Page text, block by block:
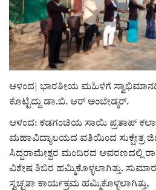
ಕ್ರೈಂ ಸ್ಟೋರಿ
ರಾಜಕೀಯ
ಸುದ್ದಿ
e-paper (ಇ–ಪೇಪರ್‌)
ಪುಸ್ತಕ ಪರಿಚಯ
ಅಂಕಣ
ಆಳಂದ| ಭಾರತೀಯ ಮಹಿಳೆಗೆ
ಕೊಟ್ಟಿದ್ದು ಡಾ.ಬಿ. ಆರ್ ಅಂಬೇಡ್ಕರ್.
ಆಳಂದ: ಕಡಗಂಚಿಯ ಸಾಯಿ ಪ್ರತಾಪ್ ಕಲಾ
ಮಹಾವಿದ್ಯಾಲಯದ ವತಿಯಿಂದ ಸುಕ್ಷೇತ್ರ
ಸಿದ್ದರಾಮೇಶ್ವರ ಮಂದಿರದ ಆವರಣದಲ್ಲಿ
ವಿಶೇಷ ಶಿಬಿರ ಹಮ್ಮಿಕೊಳ್ಳಲಾಗಿತ್ತು.
ಸ್ವಚ್ಛತಾ ಕಾರ್ಯಕ್ರಮ ಹಮ್ಮಿಕೊಳ್ಳಲಾಗಿತ್ತು,